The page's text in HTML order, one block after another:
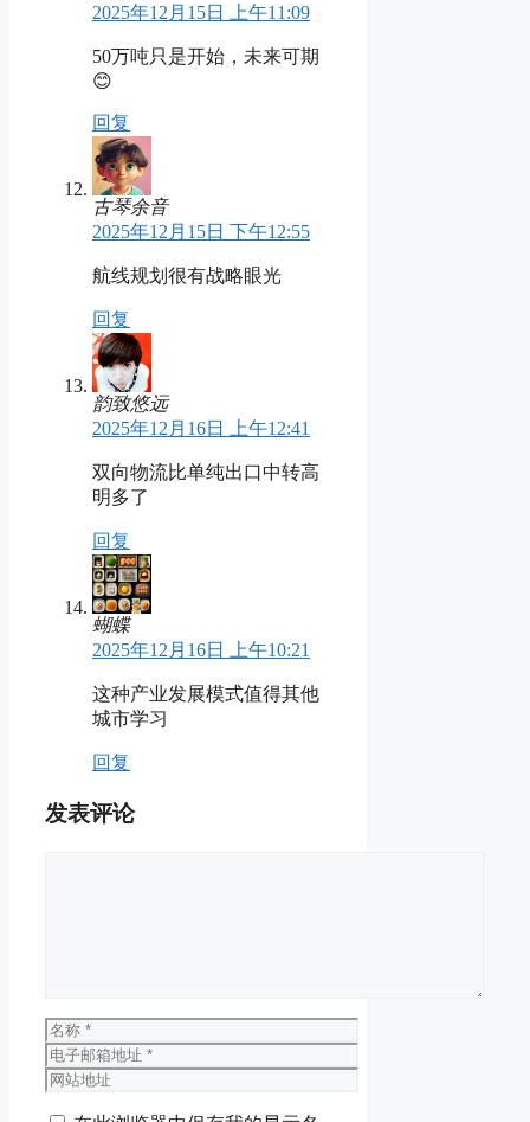
2025年12月15日 上午11:09
50万吨只是开始，未来可期
😊
回复
古琴余音
2025年12月15日 下午12:55
航线规划很有战略眼光
回复
韵致悠远
2025年12月16日 上午12:41
双向物流比单纯出口中转高
明多了
回复
蝴蝶
2025年12月16日 上午10:21
这种产业发展模式值得其他
城市学习
回复
发表评论
名
称
电
子
网